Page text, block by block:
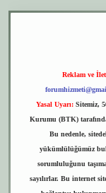
Reklam ve
Yasal Uyarı: Sitemiz,
Kurumu (BTK)
Bu nedenle,
yükümlülüğümüz
sorumluluğunu
sayılırlar. Bu internet